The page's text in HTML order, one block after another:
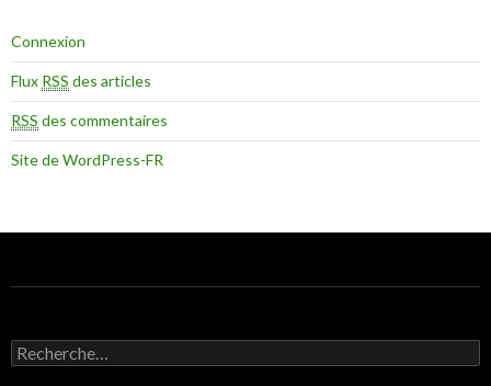
Connexion
Flux RSS des articles
RSS des commentaires
Site de WordPress-FR
Recherche pour :